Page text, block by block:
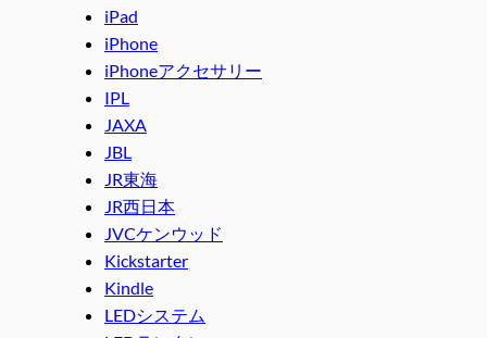
iPad
iPhone
iPhoneアクセサリー
IPL
JAXA
JBL
JR東海
JR西日本
JVCケンウッド
Kickstarter
Kindle
LEDシステム